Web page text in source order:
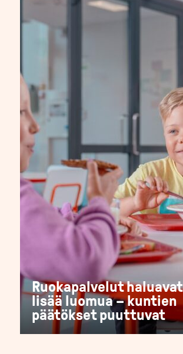
Ruokapalvelut haluavat
lisää luomua – kuntien
päätökset puuttuvat